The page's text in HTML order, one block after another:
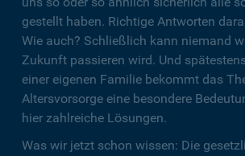
gestellt haben. Richtige Antworten
Wie auch? Schließlich kann niemand
Zukunft passieren wird. Und
einer eigenen Familie bekommt das
Altersvorsorge eine besondere
hier zahlreiche Lösungen.
Was wir jetzt schon wissen: Die